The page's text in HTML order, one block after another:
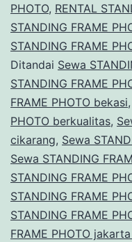
PHOTO, RENTAL
STANDING FRAME
STANDING FRAME
Ditandai Sewa
STANDING FRAME
FRAME PHOTO bekasi,
PHOTO berkualitas,
cikarang, Sewa
Sewa STANDING
STANDING FRAME
STANDING FRAME
STANDING FRAME
FRAME PHOTO